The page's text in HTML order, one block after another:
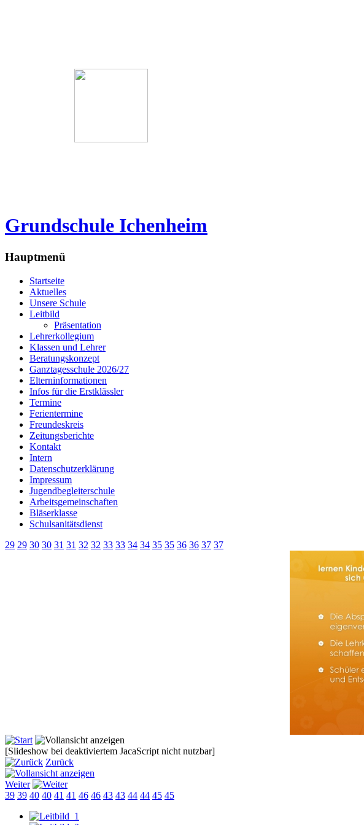
Grundschule Ichenheim
Hauptmenü
Startseite
Aktuelles
Unsere Schule
Leitbild
Präsentation
Lehrerkollegium
Klassen und Lehrer
Beratungskonzept
Ganztagesschule 2026/27
Elterninformationen
Infos für die Erstklässler
Termine
Ferientermine
Freundeskreis
Zeitungsberichte
Kontakt
Intern
Datenschutzerklärung
Impressum
Jugendbegleiterschule
Arbeitsgemeinschaften
Bläserklasse
Schulsanitätsdienst
29 29 30 30 31 31 32 32 33 33 34 34 35 35 36 36 37 37
[Slideshow bei deaktiviertem JacaScript nicht nutzbar]
Zurück
Weiter
39 39 40 40 41 41 46 46 43 43 44 44 45 45